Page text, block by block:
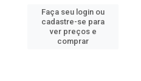
Faça seu login ou
cadastre-se para
ver preços e
comprar